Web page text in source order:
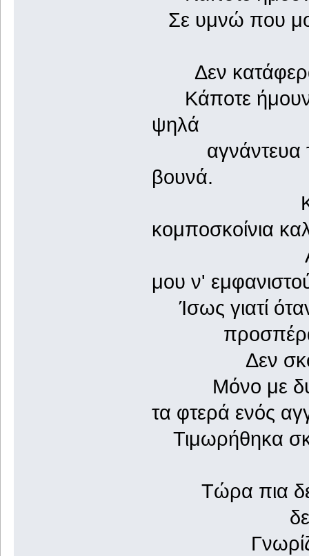
Σε υμνώ που
Δεν κατάφερα
Κάποτε ήμουν
ψηλά
αγνάντευα
βουνά.
Και με
κομποσκοίνια
μου ν'
Ίσως γιατί
προσπέρασα
Δεν
Μόνο με δυο
τα φτερά ενός
Τιμωρήθηκα
Τώρα πια
δεν ζω
Γνωρίζω τα